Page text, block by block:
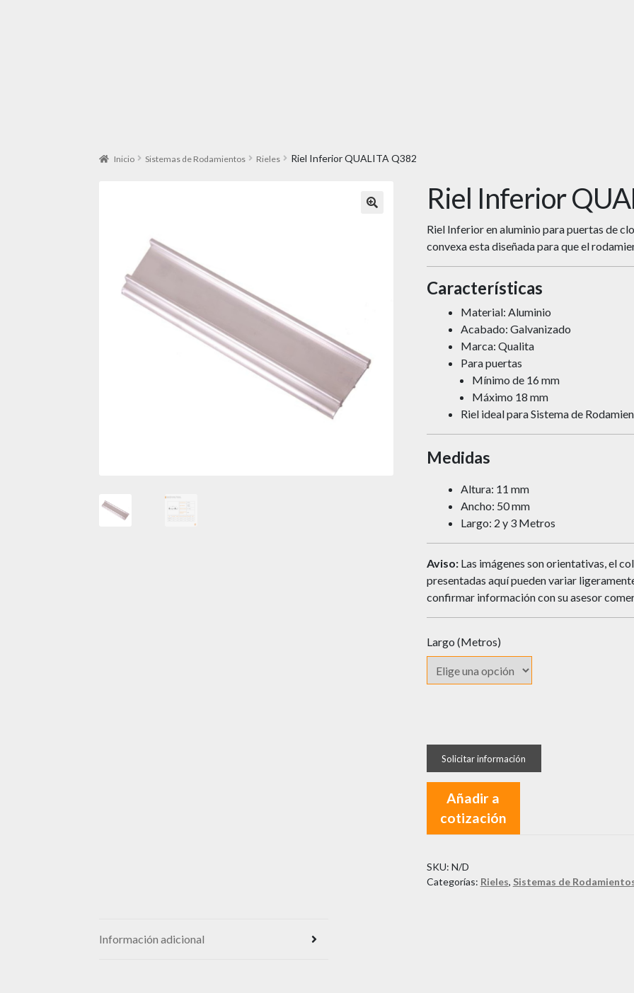
Inicio Sistemas de Rodamientos Rieles Riel Inferior QUALITA Q382
Riel Inferior
Riel Inferior en aluminio para puertas de
convexa esta diseñada para que el
Características
Material: Aluminio
Acabado: Galvanizado
Marca: Qualita
Para puertas
Mínimo de 16 mm
Máximo 18 mm
Riel ideal para Sistema de
Medidas
Altura: 11 mm
Ancho: 50 mm
Largo: 2 y 3 Metros
Aviso: Las imágenes son orientativas, el
presentadas aquí pueden variar
confirmar información con su asesor
Largo (Metros)
QUALITA
Q382
cantidad
Añadir a
cotización
SKU: N/D
Categorías: Rieles, Sistemas de
Información adicional